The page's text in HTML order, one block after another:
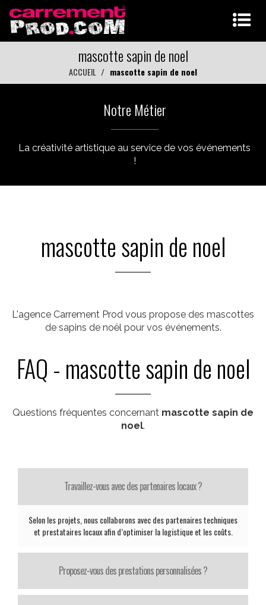
mascotte sapin de noel
ACCUEIL mascotte sapin de noel
Notre Métier
La créativité artistique au service de vos événements
!
mascotte sapin de noel
L'agence Carrement Prod vous propose des mascottes
de sapins de noël pour vos événements.
FAQ - mascotte sapin de noel
Questions fréquentes concernant mascotte sapin de
noel.
Travaillez-vous avec des partenaires locaux ?
Selon les projets, nous collaborons avec des partenaires techniques
et prestataires locaux afin d’optimiser la logistique et les coûts.
Proposez-vous des prestations personnalisées ?